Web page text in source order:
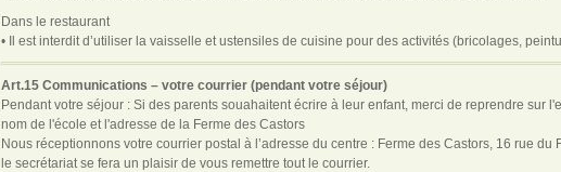
Dans le restaurant
• Il est interdit d’utiliser la vaisselle et ustensiles de cuisine pour des activités (bricolages,
Art.15 Communications – votre courrier (pendant votre séjour)
Pendant votre séjour : Si des parents souahaitent écrire à leur enfant, merci de reprendre sur
nom de l'école et l'adresse de la Ferme des Castors
Nous réceptionnons votre courrier postal à l’adresse du centre : Ferme des Castors, 16 rue du
le secrétariat se fera un plaisir de vous remettre tout le courrier.